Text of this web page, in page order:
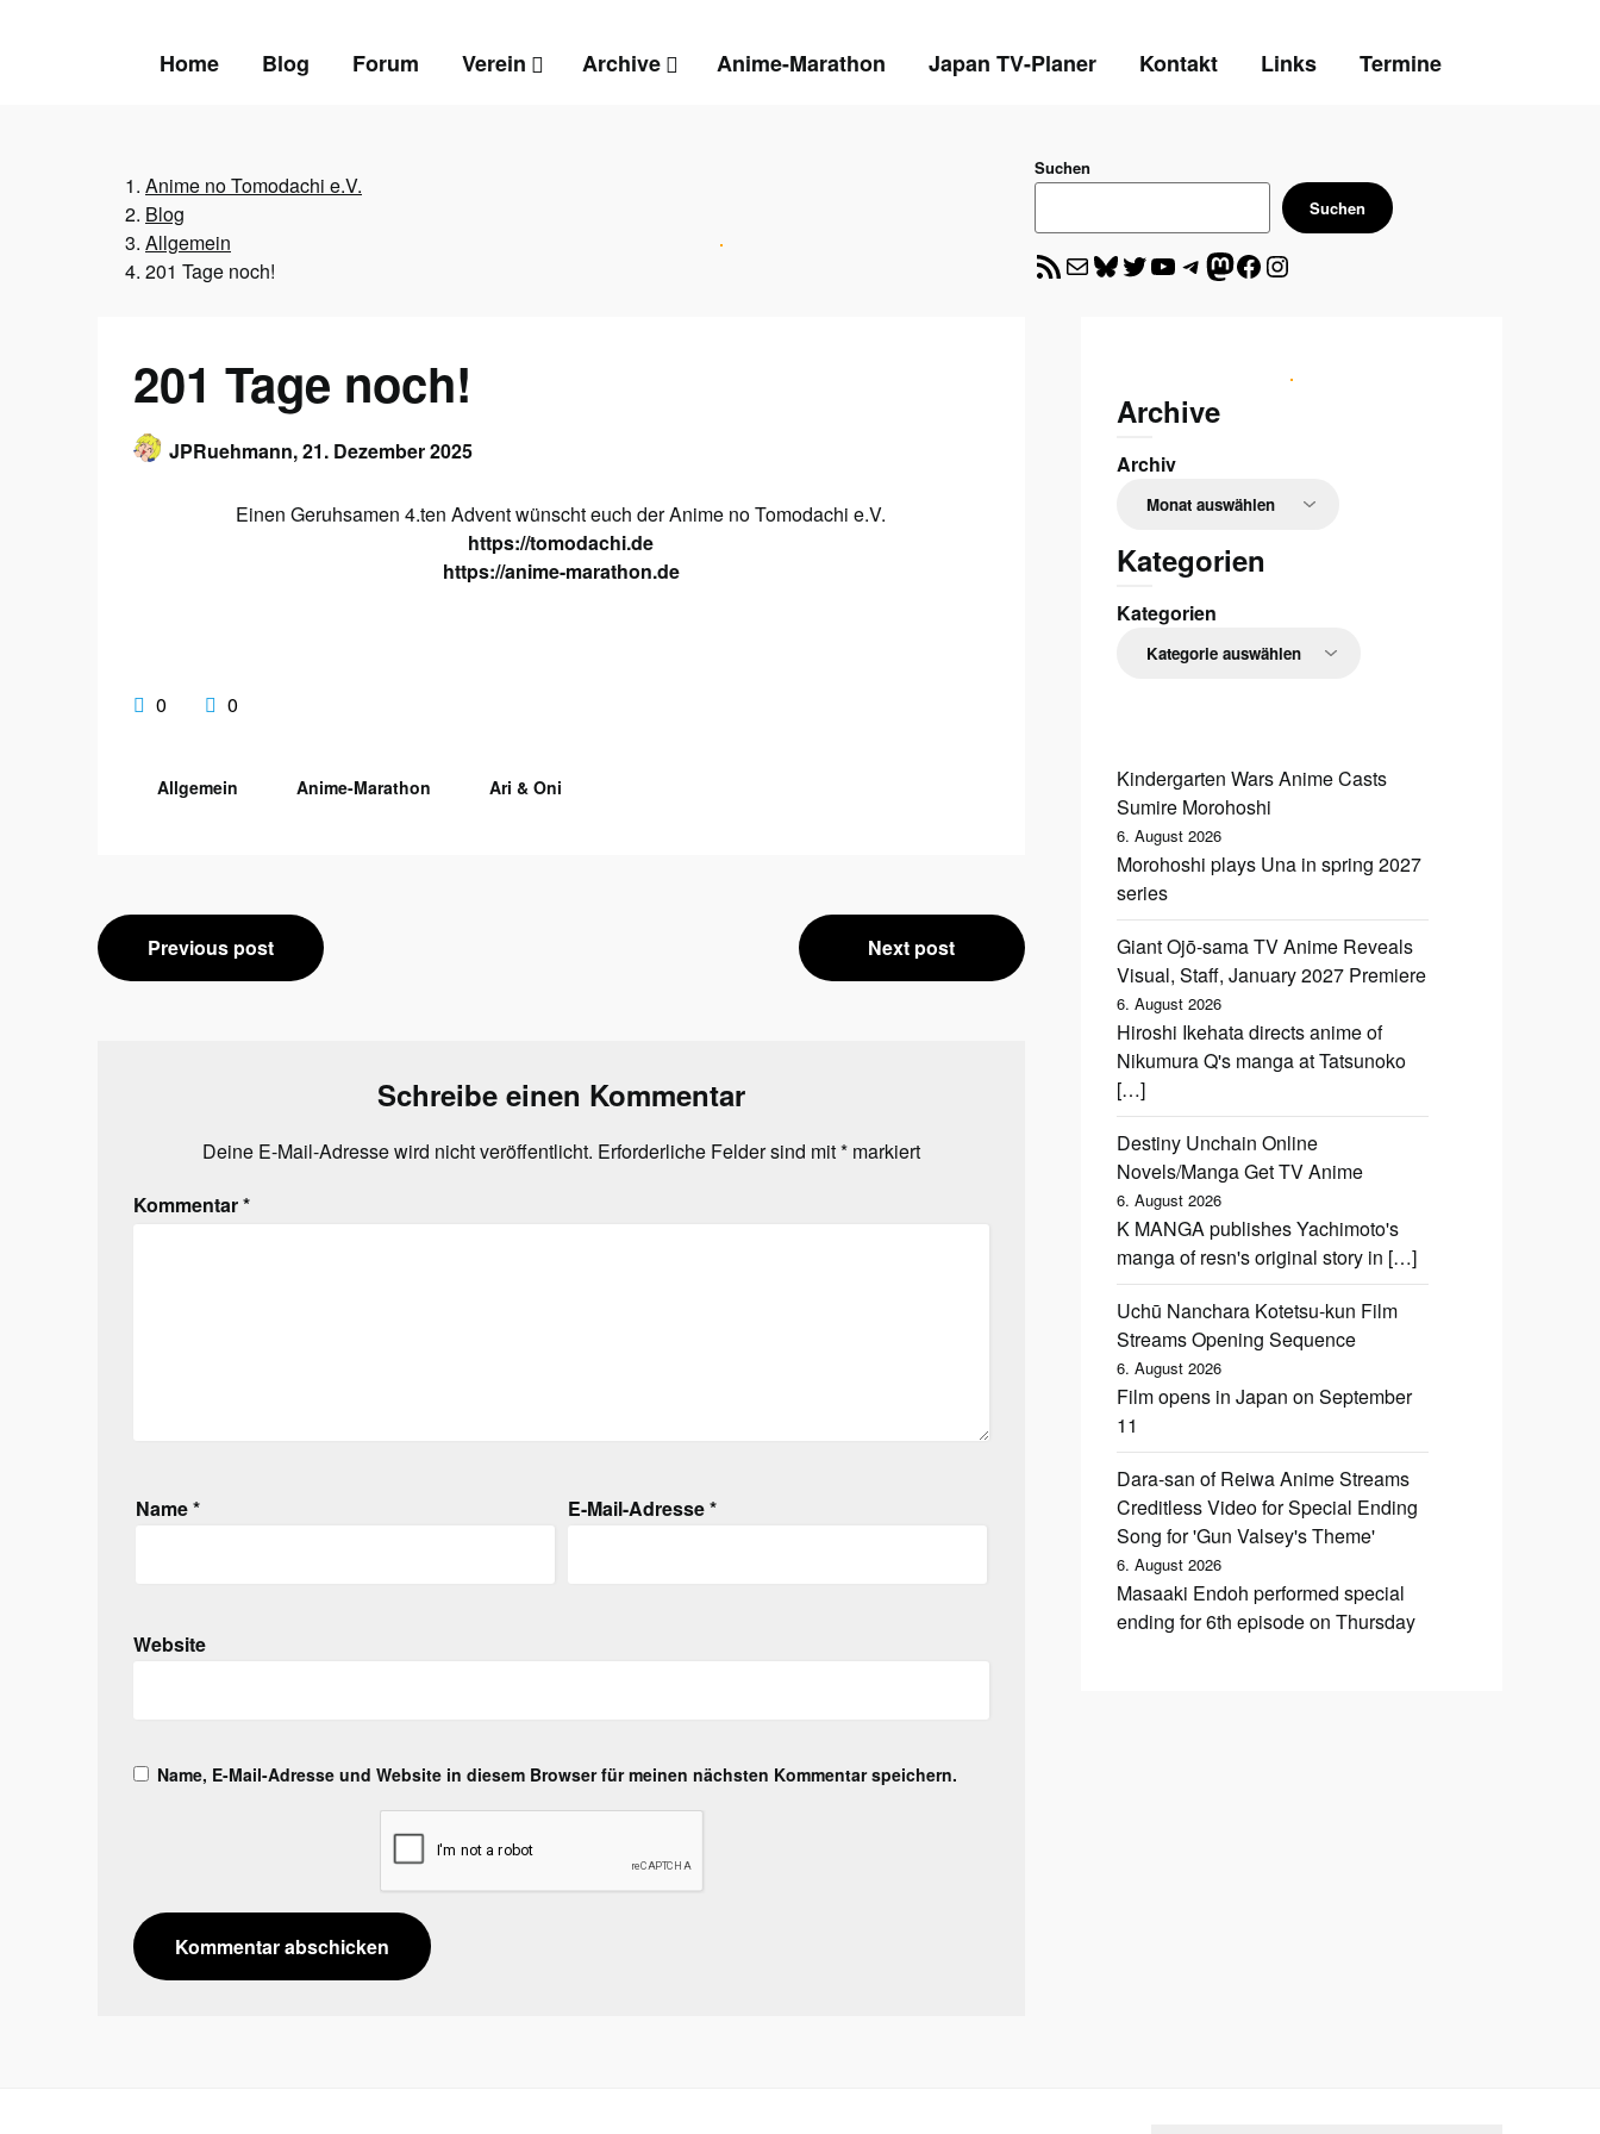
Home Blog Forum Verein Archive Anime-Marathon Japan TV-Planer Kontakt Links Termine
Anime no Tomodachi e.V.
Blog
Allgemein
201 Tage noch!
Suchen
Suchen
RSS-Feed E-Mail Bluesky Twitter YouTube TelegramMastodon Facebook Instagram
201 Tage noch!
JPRuehmann,21. Dezember 2025
Einen Geruhsamen 4.ten Advent wünscht euch der Anime no Tomodachi e.V.
https://tomodachi.de
https://anime-marathon.de
0 0
Allgemein Anime-Marathon Ari & Oni
Beitragsnavigation
Previous post Next post
Schreibe einen Kommentar
Deine E-Mail-Adresse wird nicht veröffentlicht. Erforderliche Felder sind mit*markiert
Kommentar*
Name* E-Mail-Adresse*
Website
Name, E-Mail-Adresse und Website in diesem Browser für meinen nächsten Kommentar speichern.
Archive
Archiv
Kategorien
Kategorien
Kindergarten Wars Anime Casts
Sumire Morohoshi
6. August 2026
Morohoshi plays Una in spring 2027
series
Giant Ojō-sama TV Anime Reveals
Visual, Staff, January 2027 Premiere
6. August 2026
Hiroshi Ikehata directs anime of
Nikumura Q's manga at Tatsunoko
[…]
Destiny Unchain Online
Novels/Manga Get TV Anime
6. August 2026
K MANGA publishes Yachimoto's
manga of resn's original story in […]
Uchū Nanchara Kotetsu-kun Film
Streams Opening Sequence
6. August 2026
Film opens in Japan on September
11
Dara-san of Reiwa Anime Streams
Creditless Video for Special Ending
Song for 'Gun Valsey's Theme'
6. August 2026
Masaaki Endoh performed special
ending for 6th episode on Thursday